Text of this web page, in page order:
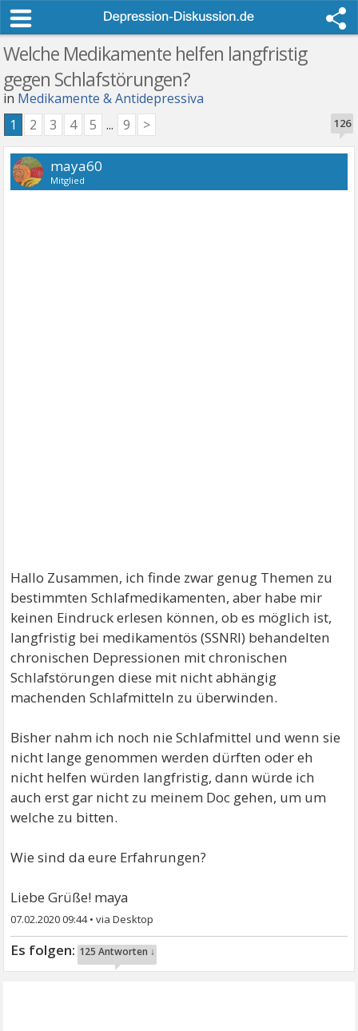
Welche Medikamente helfen langfristig
gegen Schlafstörungen?
in Medikamente & Antidepressiva
126
1 2 3 4 5 ... 9 >
maya60
Mitglied
Hallo Zusammen, ich finde zwar genug Themen zu
bestimmten Schlafmedikamenten, aber habe mir
keinen Eindruck erlesen können, ob es möglich ist,
langfristig bei medikamentös (SSNRI) behandelten
chronischen Depressionen mit chronischen
Schlafstörungen diese mit nicht abhängig
machenden Schlafmitteln zu überwinden.
Bisher nahm ich noch nie Schlafmittel und wenn sie
nicht lange genommen werden dürften oder eh
nicht helfen würden langfristig, dann würde ich
auch erst gar nicht zu meinem Doc gehen, um um
welche zu bitten.
Wie sind da eure Erfahrungen?
Liebe Grüße! maya
07.02.2020 09:44•
125 Antworten ↓